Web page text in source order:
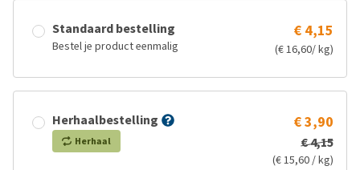
Standaard bestelling
Bestel je product eenmalig
€ 4,15
(€ 16,60/ kg)
Herhaalbestelling
Herhaal
€ 3,90
€ 4,15
(€ 15,60 / kg)